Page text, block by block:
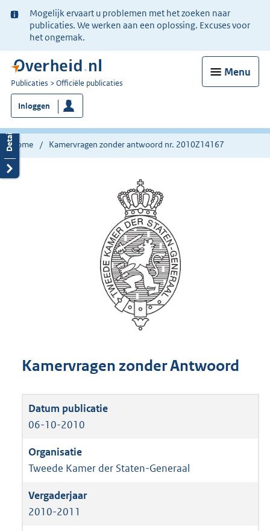
Ter
informatie:
Mogelijk ervaart u problemen met het zoeken naar
publicaties. We werken aan een oplossing. Excuses voor
het ongemak.
Menu
U
bent
nu
hier:
Publicaties Officiële publicaties
Inloggen
Home Kamervragen zonder antwoord nr. 2010Z14167
Kamervragen zonder Antwoord
06-10-2010
Tweede Kamer der Staten-Generaal
2010-2011